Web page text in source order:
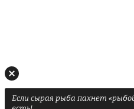
Если сырая рыба пахнет